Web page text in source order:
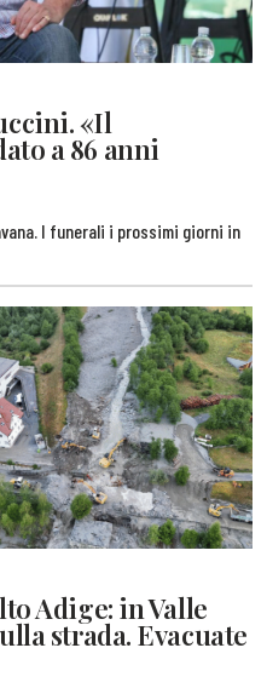
«Il
a 86 anni
I funerali i prossimi giorni in
Adige: in Valle
strada. Evacuate